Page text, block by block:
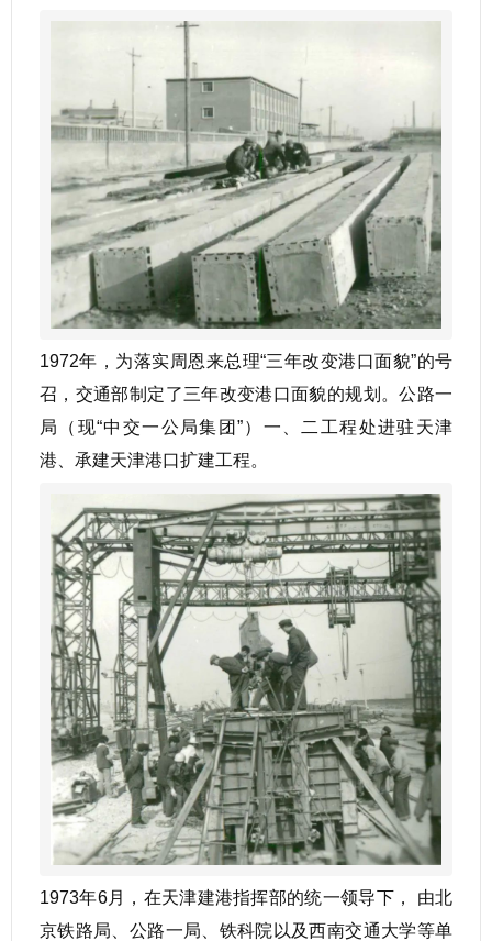
1972年，为落实周恩来总理“三年改变港口面貌”的号
召，交通部制定了三年改变港口面貌的规划。公路一
局（现“中交一公局集团”）一、二工程处进驻天津
港、承建天津港口扩建工程。
1973年6月，在天津建港指挥部的统一领导下， 由北
京铁路局、公路一局、铁科院以及西南交通大学等单